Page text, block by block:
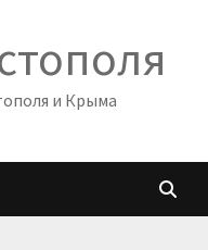
и Крыма